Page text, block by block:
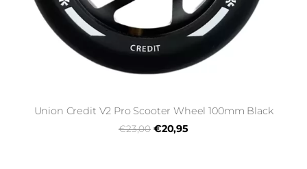
Union Credit V2 Pro Scooter Wheel 100mm Black
€23,00 €20,95